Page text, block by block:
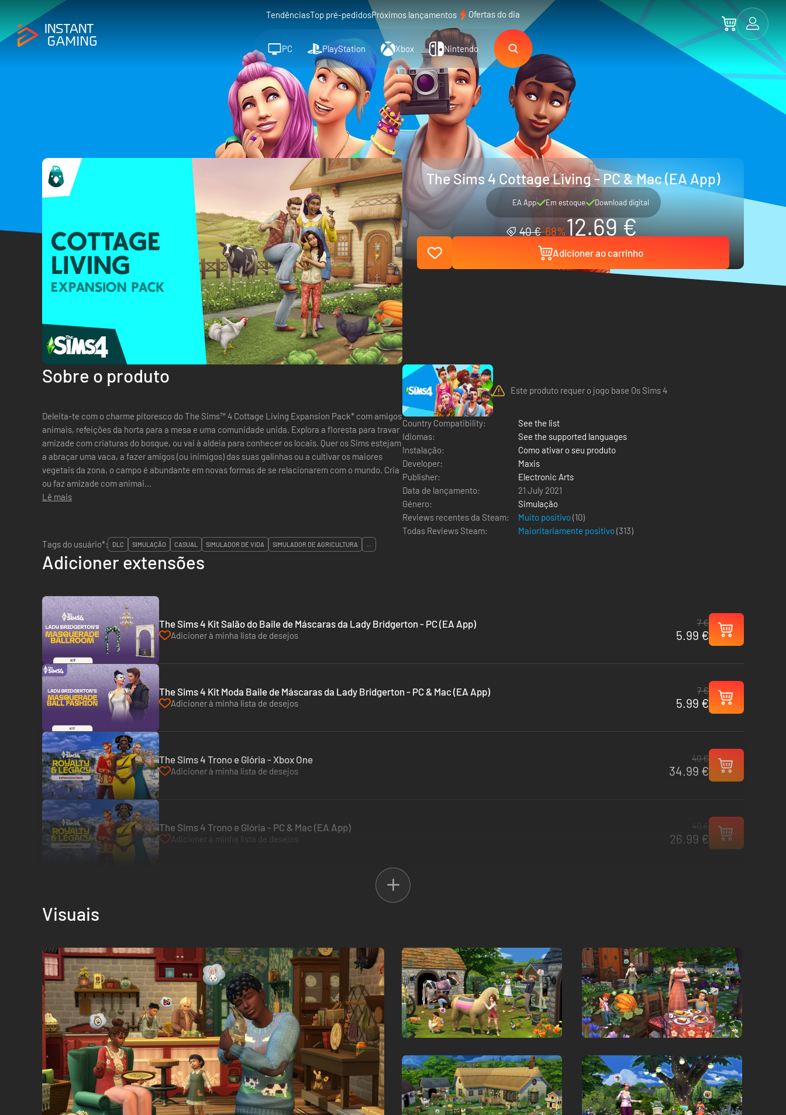
TendênciasTop pré-pedidosPróximos lançamentos Ofertas do dia
PC PlayStation Xbox Nintendo
The Sims 4 Cottage Living - PC & Mac (EA App)
EA App Em estoque Download digital
40 €-68%12.69 €
Adicioner ao carrinho
Sobre o produto
Deleita-te com o charme pitoresco do The Sims™ 4 Cottage Living Expansion Pack* com amigos
animais, refeições da horta para a mesa e uma comunidade unida. Explora a floresta para travar
amizade com criaturas do bosque, ou vai à aldeia para conhecer os locais. Quer os Sims estejam
a abraçar uma vaca, a fazer amigos (ou inimigos) das suas galinhas ou a cultivar os maiores
vegetais da zona, o campo é abundante em novas formas de se relacionarem com o mundo. Cria
ou faz amizade com animai...
Lê mais
Este produto requer o jogo base Os Sims 4
Country Compatibility:
See the list
Idiomas:
See the supported languages
Instalação:
Como ativar o seu produto
Developer:
Maxis
Publisher:
Electronic Arts
Data de lançamento:
21 July 2021
Género:
Simulação
Reviews recentes da Steam:
Muito positivo(10)
Todas Reviews Steam:
Maioritariamente positivo(313)
Tags do usuário*:
DLC SIMULAÇÃO CASUAL SIMULADOR DE VIDA SIMULADOR DE AGRICULTURA ...
Adicioner extensões
The Sims 4 Kit Salão do Baile de Máscaras da Lady Bridgerton - PC (EA App)
Adicioner à minha lista de desejos
7 €
5.99 €
The Sims 4 Kit Moda Baile de Máscaras da Lady Bridgerton - PC & Mac (EA App)
Adicioner à minha lista de desejos
7 €
5.99 €
The Sims 4 Trono e Glória - Xbox One
Adicioner à minha lista de desejos
40 €
34.99 €
The Sims 4 Trono e Glória - PC & Mac (EA App)
Adicioner à minha lista de desejos 26.99 €
Visuais